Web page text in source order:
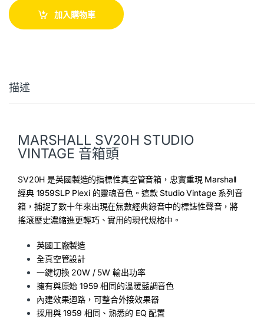
加入購物車
描述
MARSHALL SV20H STUDIO
VINTAGE 音箱頭
SV20H 是英國製造的指標性真空管音箱，忠實重現 Marshall
經典 1959SLP Plexi 的靈魂音色。這款 Studio Vintage 系列音
箱，捕捉了數十年來出現在無數經典錄音中的標誌性聲音，將
搖滾歷史濃縮進更輕巧、實用的現代規格中。
英國工廠製造
全真空管設計
一鍵切換 20W / 5W 輸出功率
擁有與原始 1959 相同的溫暖藍調音色
內建效果迴路，可整合外接效果器
採用與 1959 相同、熟悉的 EQ 配置